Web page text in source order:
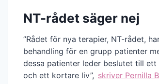
NT-rådet säger nej
”Rådet för nya terapier, NT-rådet,
behandling för en grupp patienter
dessa patienter leder beslutet till
och ett kortare liv”, skriver Pernilla